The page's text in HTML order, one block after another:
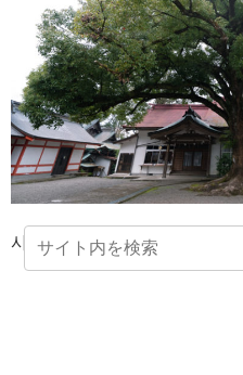
사무소 앞에 거대한 신의 나무